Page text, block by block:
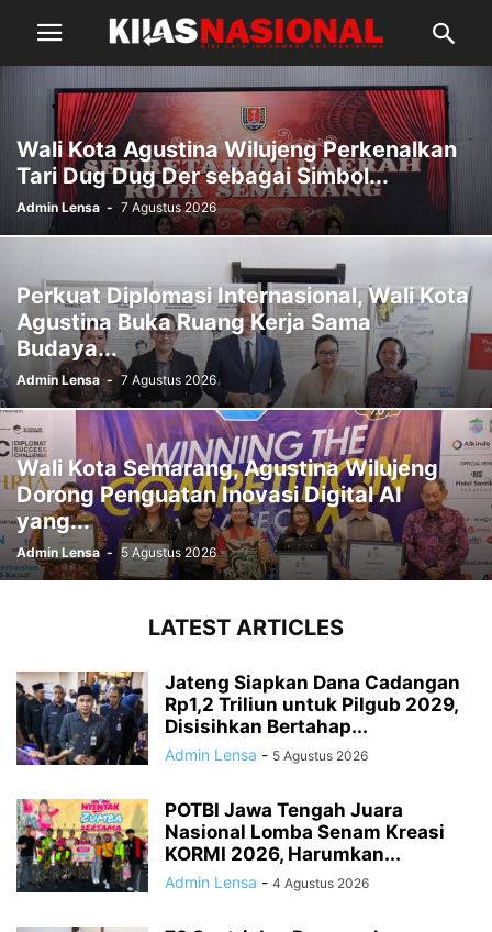
Wali Kota Agustina Wilujeng Perkenalkan
Tari Dug Dug Der sebagai Simbol...
Admin Lensa - 7 Agustus 2026
Perkuat Diplomasi Internasional, Wali Kota
Agustina Buka Ruang Kerja Sama
Budaya...
Admin Lensa - 7 Agustus 2026
Wali Kota Semarang, Agustina Wilujeng
Dorong Penguatan Inovasi Digital AI
yang...
Admin Lensa - 5 Agustus 2026
LATEST ARTICLES
Jateng Siapkan Dana Cadangan
Rp1,2 Triliun untuk Pilgub 2029,
Disisihkan Bertahap...
Admin Lensa - 5 Agustus 2026
POTBI Jawa Tengah Juara
Nasional Lomba Senam Kreasi
KORMI 2026, Harumkan...
Admin Lensa - 4 Agustus 2026